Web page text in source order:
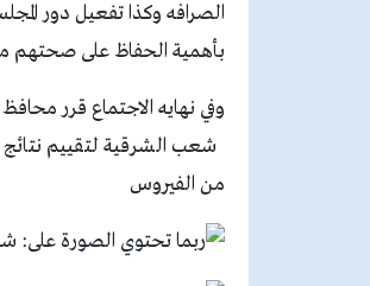
الصرافه وكذا تفعيل دور
بأهمية الحفاظ على صحتهم
وفي نهايه الاجتماع قرر
شعب الشرقية لتقييم نتائج
من الفيروس